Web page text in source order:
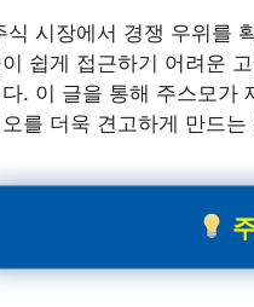
식 시장에서 경쟁 우위를
쉽게 접근하기 어려운
. 이 글을 통해 주스모가
를 더욱 견고하게 만드